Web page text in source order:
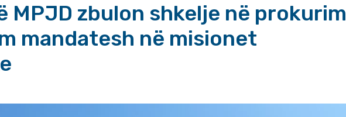
MPJD zbulon shkelje në prokurim
mandatesh në misionet